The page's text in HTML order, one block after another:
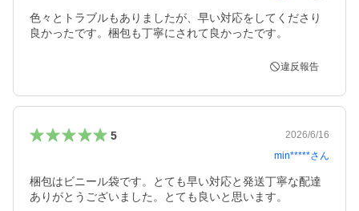
色々とトラブルもありましたが、早い対応をしてくださり
良かったです。梱包も丁寧にされて良かったです。
違反報告
5
2026/6/16
min*****さん
梱包はビニール袋です。とても早い対応と発送丁寧な配達
ありがとうございました。とても良いと思います。